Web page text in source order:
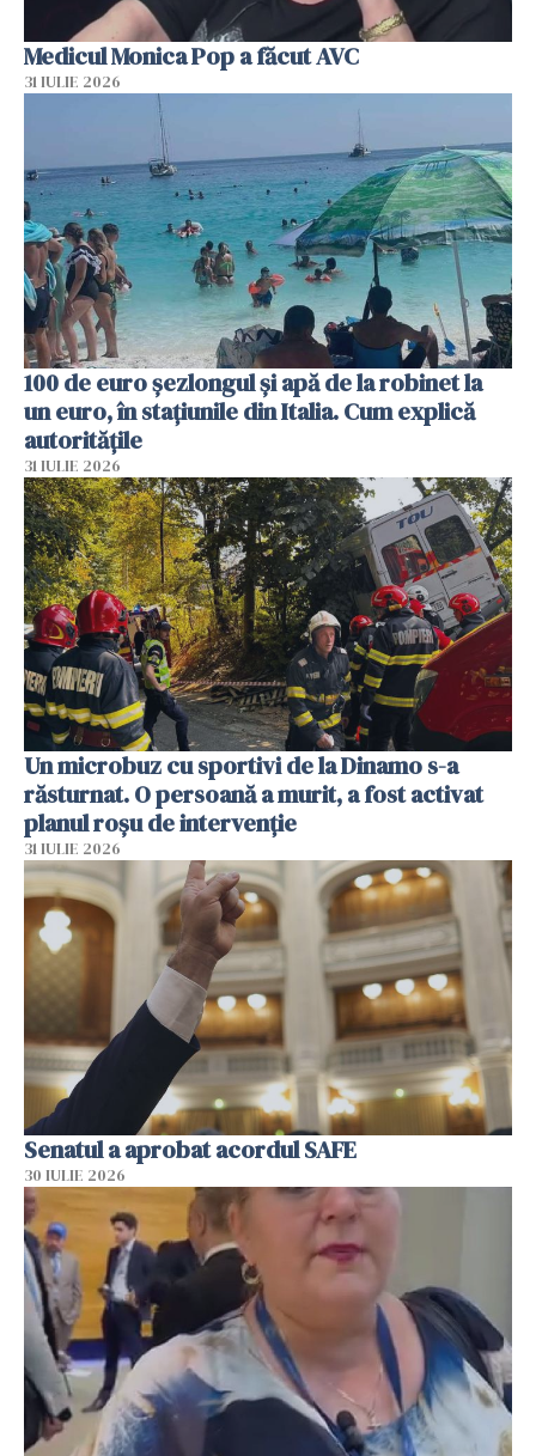
Medicul Monica Pop a făcut AVC
31 IULIE 2026
100 de euro șezlongul și apă de la robinet la
un euro, în stațiunile din Italia. Cum explică
autoritățile
31 IULIE 2026
Un microbuz cu sportivi de la Dinamo s-a
răsturnat. O persoană a murit, a fost activat
planul roșu de intervenție
31 IULIE 2026
Senatul a aprobat acordul SAFE
30 IULIE 2026